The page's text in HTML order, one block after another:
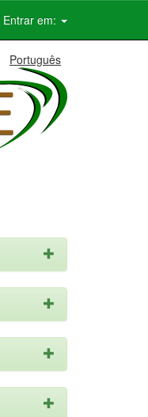
Entrar em:
Português